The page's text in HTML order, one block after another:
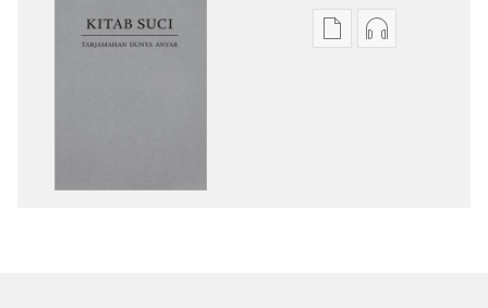
PilihanPilihan